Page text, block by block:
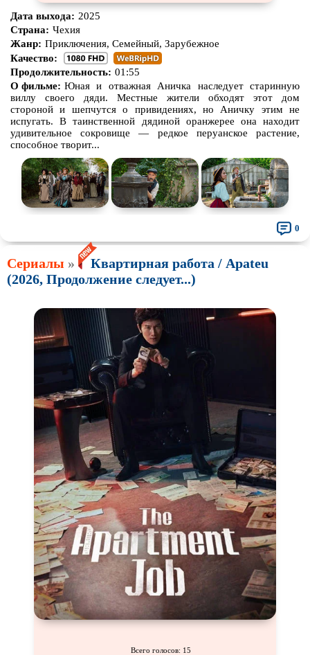
Дата выхода: 2025
Страна: Чехия
Жанр: Приключения, Семейный, Зарубежное
Качество:
Продолжительность: 01:55
О фильме: Юная и отважная Аничка наследует старинную
виллу своего дяди. Местные жители обходят этот дом
стороной и шепчутся о привидениях, но Аничку этим не
испугать. В таинственной дядиной оранжерее она находит
удивительное сокровище — редкое перуанское растение,
способное творит...
0
Сериалы »
Квартирная работа / Apateu
(2026, Продолжение следует...)
Всего голосов: 15